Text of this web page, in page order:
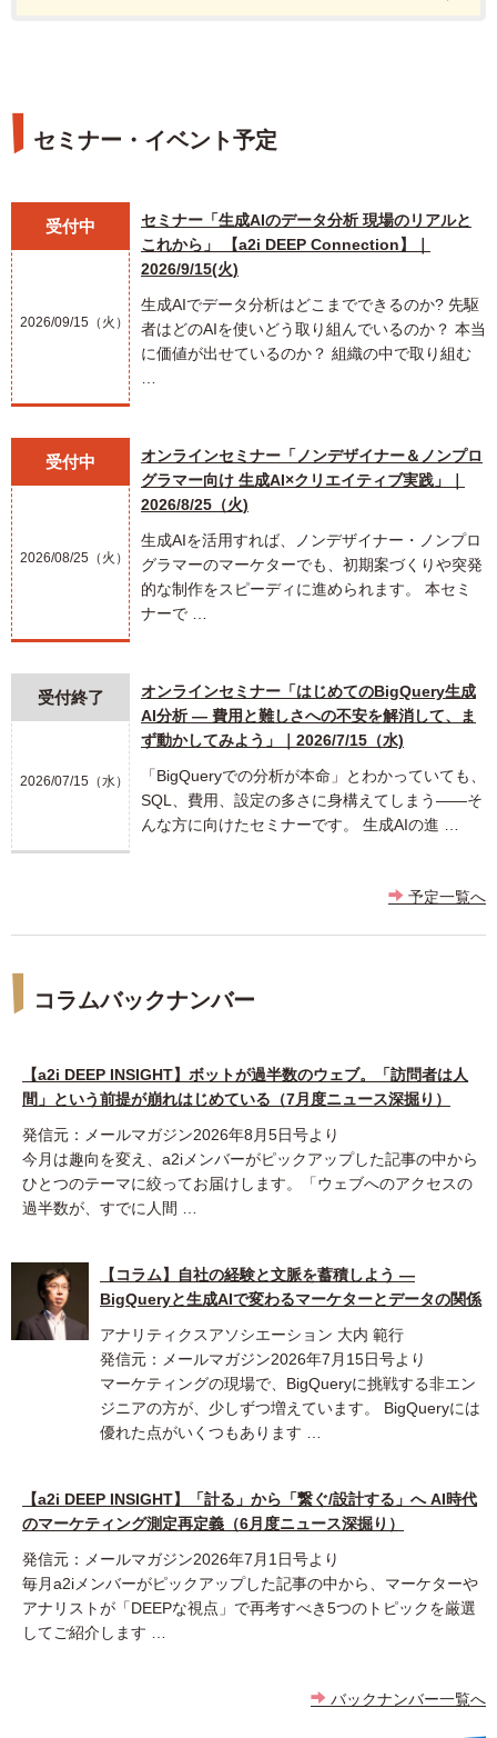
セミナー・イベント予定
受付中
2026/09/15（火）
セミナー「生成AIのデータ分析 現場のリアルと
これから」 【a2i DEEP Connection】｜
2026/9/15(火)
生成AIでデータ分析はどこまでできるのか? 先駆
者はどのAIを使いどう取り組んでいるのか？ 本当
に価値が出せているのか？ 組織の中で取り組む
受付中
2026/08/25（火）
オンラインセミナー「ノンデザイナー＆ノンプロ
グラマー向け 生成AI×クリエイティブ実践」｜
2026/8/25（火)
生成AIを活用すれば、ノンデザイナー・ノンプロ
グラマーのマーケターでも、初期案づくりや突発
的な制作をスピーディに進められます。 本セミ
ナーで …
受付終了
2026/07/15（水）
オンラインセミナー「はじめてのBigQuery生成
AI分析 ― 費用と難しさへの不安を解消して、ま
ず動かしてみよう」｜2026/7/15（水)
「BigQueryでの分析が本命」とわかっていても、
SQL、費用、設定の多さに身構えてしまう――そ
んな方に向けたセミナーです。 生成AIの進 …
予定一覧へ
コラムバックナンバー
【a2i DEEP INSIGHT】ボットが過半数のウェブ。「訪問者は人
間」という前提が崩れはじめている（7月度ニュース深掘り）
発信元：メールマガジン2026年8月5日号より
今月は趣向を変え、a2iメンバーがピックアップした記事の中から
ひとつのテーマに絞ってお届けします。「ウェブへのアクセスの
過半数が、すでに人間 …
【コラム】自社の経験と文脈を蓄積しよう ―
BigQueryと生成AIで変わるマーケターとデータの関係
アナリティクスアソシエーション 大内 範行
発信元：メールマガジン2026年7月15日号より
マーケティングの現場で、BigQueryに挑戦する非エン
ジニアの方が、少しずつ増えています。 BigQueryには
優れた点がいくつもあります …
【a2i DEEP INSIGHT】「計る」から「繋ぐ/設計する」へ AI時代
のマーケティング測定再定義（6月度ニュース深掘り）
発信元：メールマガジン2026年7月1日号より
毎月a2iメンバーがピックアップした記事の中から、マーケターや
アナリストが「DEEPな視点」で再考すべき5つのトピックを厳選
してご紹介します …
バックナンバー一覧へ